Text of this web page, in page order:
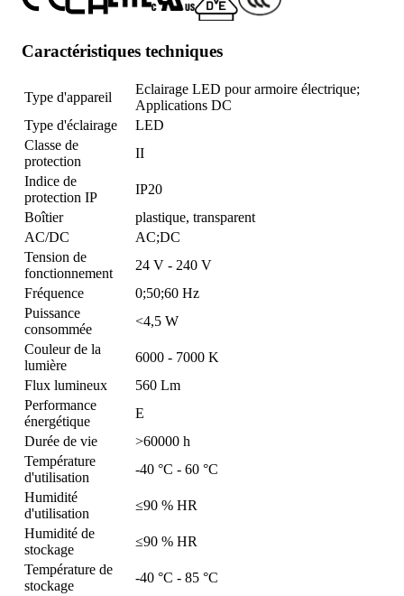
Caractéristiques techniques
Type d'appareil
Eclairage LED pour armoire électrique;
Applications DC
Type d'éclairage
LED
Classe de
protection
II
Indice de
protection IP
IP20
Boîtier
plastique, transparent
AC/DC
AC;DC
Tension de
fonctionnement
24 V - 240 V
Fréquence
0;50;60 Hz
Puissance
consommée
<4,5 W
Couleur de la
lumière
6000 - 7000 K
Flux lumineux
560 Lm
Performance
énergétique
E
Durée de vie
>60000 h
Température
d'utilisation
-40 °C - 60 °C
Humidité
d'utilisation
≤90 % HR
Humidité de
stockage
≤90 % HR
Température de
stockage
-40 °C - 85 °C